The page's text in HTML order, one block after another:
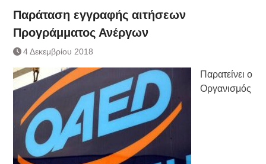
Κατάργηση βιβλιαρίων Υγείας
Ημερήσιο Δελτίο Τιμών
Ημερήσιο Δελτίο Τιμών
Συναλλάγματος &
Τραπεζογραμματίων 4-3-2019
Κάθοδος αγροτών
Δικαιοσύνη
Παράταση εγγραφής αιτήσεων
Προγράμματος Ανέργων
4 Δεκεμβρίου 2018
Παρατείνει ο
Οργανισμός